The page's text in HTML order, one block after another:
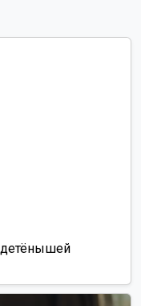
детёнышей